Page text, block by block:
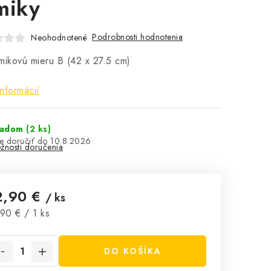
Neohodnotené Podrobnosti hodnotenia
mieru B (42 x 27.5 cm)
(2 ks)
10.8.2026
doručenia
€ / ks
cena:
€ / 1 ks
DO KOŠÍKA